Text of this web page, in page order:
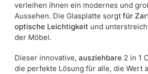
verleihen ihnen ein modernes und
Aussehen. Die Glasplatte sorgt für
optische Leichtigkeit und
der Möbel.
Dieser innovative, ausziehbare 2 in 1
die perfekte Lösung für alle, die Wert